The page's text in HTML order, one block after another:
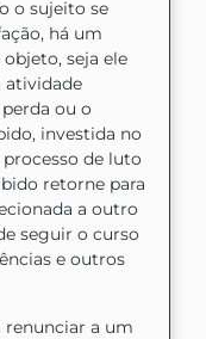
o sujeito se
há um
seja ele
atividade
ou o
investida no
de luto
retorne para
a outro
seguir o curso
e outros
renunciar a um